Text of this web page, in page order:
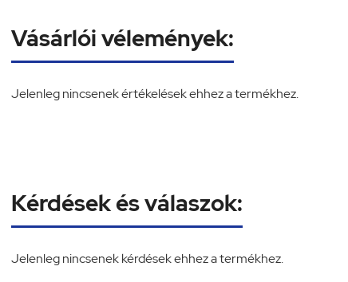
Vásárlói vélemények:
Jelenleg nincsenek értékelések ehhez a termékhez.
Kérdések és válaszok:
Jelenleg nincsenek kérdések ehhez a termékhez.